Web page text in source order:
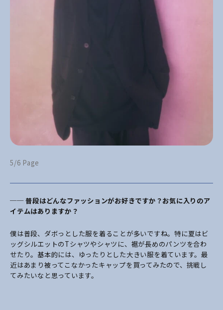
5/6 Page
── 普段はどんなファッションがお好きですか？お気に入りのア
イテムはありますか？
僕は普段、ダボっとした服を着ることが多いですね。特に夏はビ
ッグシルエットのTシャツやシャツに、裾が長めのパンツを合わ
せたり。基本的には、ゆったりとした大きい服を着ています。最
近はあまり被ってこなかったキャップを買ってみたので、挑戦し
てみたいなと思っています。